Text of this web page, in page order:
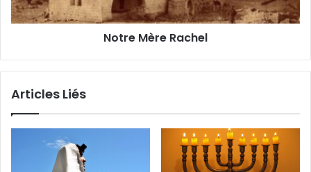
Notre Mère Rachel
Articles Liés